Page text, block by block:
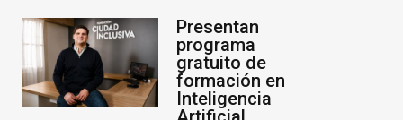
Presentan
programa
gratuito de
formación en
Inteligencia